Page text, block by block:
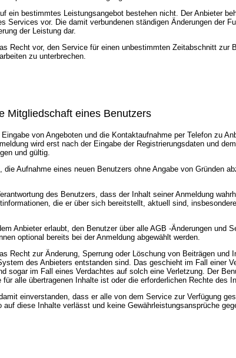
ein bestimmtes Leistungsangebot bestehen nicht. Der Anbieter
Services vor. Die damit verbundenen ständigen Änderungen der
der Leistung dar.
Recht vor, den Service für einen unbestimmten Zeitabschnitt zur
zu unterbrechen.
Mitgliedschaft eines Benutzers
von Angeboten und die Kontaktaufnahme per Telefon zu
wird erst nach der Eingabe der Registrierungsdaten und
und gültig.
die Aufnahme eines neuen Benutzers ohne Angabe von Gründen
des Benutzers, dass der Inhalt seiner Anmeldung
die er über sich bereitstellt, aktuell sind,
Anbieter erlaubt, den Benutzer über alle AGB -Änderungen und
optional bereits bei der Anmeldung abgewählt werden.
Recht zur Änderung, Sperrung oder Löschung von Beiträgen und
des Anbieters entstanden sind. Das geschieht im Fall einer
sogar im Fall eines Verdachtes auf solch eine Verletzung. Der
alle übertragenen Inhalte ist oder die erforderlichen Rechte des
einverstanden, dass er alle von dem Service zur Verfügung
diese Inhalte verlässt und keine Gewährleistungsansprüche